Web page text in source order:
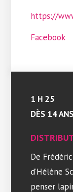
https://
Facebook
1 H 25
DÈS 14 ANS
De
d’Hélène
penser